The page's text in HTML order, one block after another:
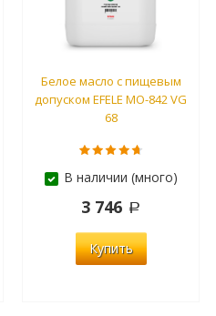
Белое масло с пищевым
допуском EFELE MO-842 VG
68
В наличии (много)
3 746
Купить